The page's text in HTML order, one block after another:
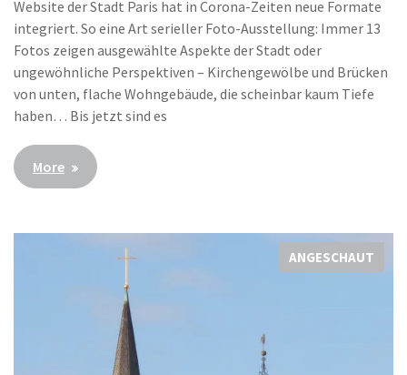
Website der Stadt Paris hat in Corona-Zeiten neue Formate
integriert. So eine Art serieller Foto-Ausstellung: Immer 13
Fotos zeigen ausgewählte Aspekte der Stadt oder
ungewöhnliche Perspektiven – Kirchengewölbe und Brücken
von unten, flache Wohngebäude, die scheinbar kaum Tiefe
haben… Bis jetzt sind es
More
ANGESCHAUT